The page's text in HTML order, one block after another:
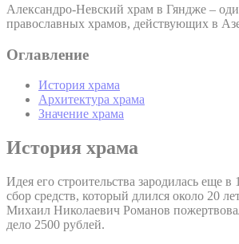
Александро-Невский храм в Гяндже –
православных храмов, действующих в
Оглавление
История храма
Архитектура храма
Значение храма
История храма
Идея его строительства зародилась еще в
сбор средств, который длился около 20
Михаил Николаевич Романов
дело 2500 рублей.